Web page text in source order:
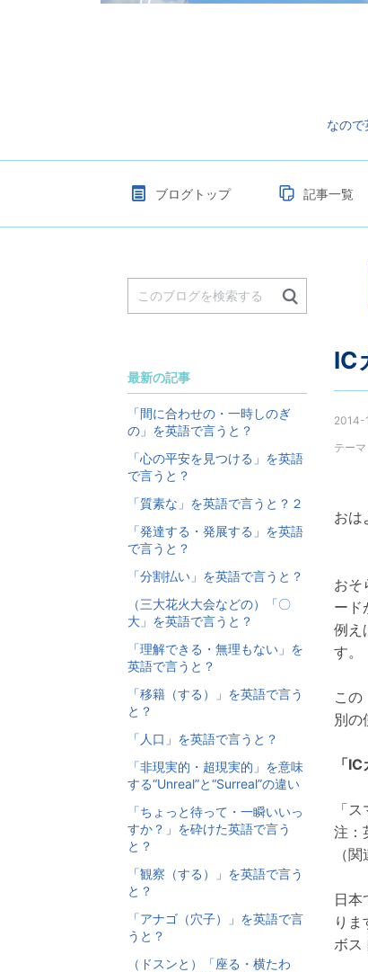
なので
ブログトップ 記事一覧
IC
2014-
テーマ
おは
おそ
ード
例え
す。
この
別の
「
「
注：
（
日本
りま
ボス
最新の記事
「間に合わせの・一時しのぎ
の」を英語で言うと？
「心の平安を見つける」を英語
で言うと？
「質素な」を英語で言うと？２
「発達する・発展する」を英語
で言うと？
「分割払い」を英語で言うと？
（三大花火大会などの）「〇
大」を英語で言うと？
「理解できる・無理もない」を
英語で言うと？
「移籍（する）」を英語で言う
と？
「人口」を英語で言うと？
「非現実的・超現実的」を意味
する“Unreal”と“Surreal”の違い
「ちょっと待って・一瞬いいっ
すか？」を砕けた英語で言う
と？
「観察（する）」を英語で言う
と？
「アナゴ（穴子）」を英語で言
うと？
（ドスンと）「座る・横たわ